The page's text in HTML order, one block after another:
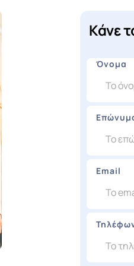
Κάνε
Όνομα
Email